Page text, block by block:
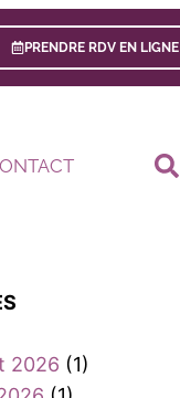
PRENDRE RDV EN LIGNE
2026 (1)